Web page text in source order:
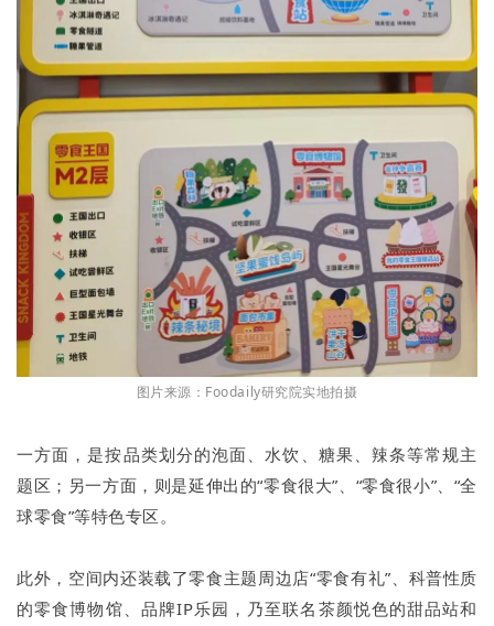
图片来源：Foodaily研究院实地拍摄
一方面，是按品类划分的泡面、水饮、糖果、辣条等常规主
题区；另一方面，则是延伸出的“零食很大”、“零食很小”、“全
球零食”等特色专区。
此外，空间内还装载了零食主题周边店“零食有礼”、科普性质
的零食博物馆、品牌IP乐园，乃至联名茶颜悦色的甜品站和